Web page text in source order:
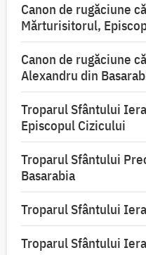
Canon de rugăciune
Mărturisitorul,
Canon de rugăciune
Alexandru din
Troparul Sfântului
Episcopul Cizicului
Troparul Sfântului
Basarabia
Troparul Sfântului
Troparul Sfântului